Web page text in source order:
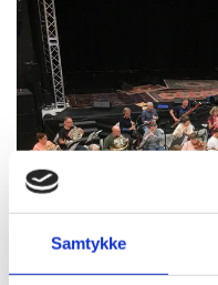
Samtykke